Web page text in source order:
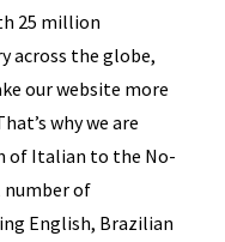
25 million
across the globe,
our website more
why we are
of Italian to the No-
number of
English, Brazilian